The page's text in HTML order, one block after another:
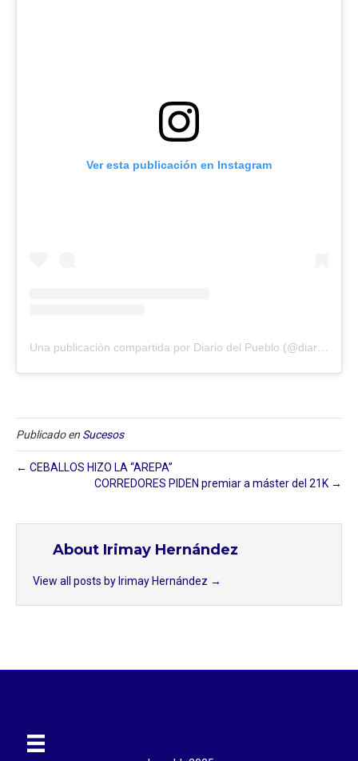
Ver esta publicación en Instagram
Publicado en Sucesos
← CEBALLOS HIZO LA “AREPA”
CORREDORES PIDEN premiar a máster del 21K →
About Irimay Hernández
View all posts by Irimay Hernández →